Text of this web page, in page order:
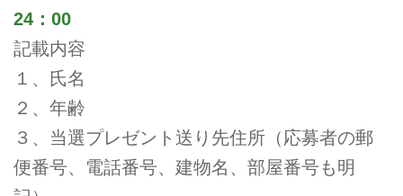
24：00
記載内容
１、氏名
２、年齢
３、当選プレゼント送り先住所（応募者の郵
便番号、電話番号、建物名、部屋番号も明